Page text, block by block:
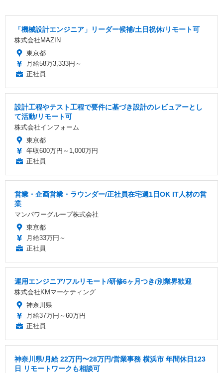
「機械設計エンジニア」リーダー候補/土日祝休/リモート可
株式会社MAZIN
東京都
月給58万3,333円～
正社員
設計工程やテスト工程で要件に基づき設計のレビュアーとし
て活動/リモート可
株式会社インフォーム
東京都
年収600万円～1,000万円
正社員
営業・企画営業・ラウンダー/正社員在宅週1日OK IT人材の営
業
マンパワーグループ株式会社
東京都
月給33万円～
正社員
運用エンジニア/フルリモート/研修6ヶ月つき/別業界歓迎
株式会社KMマーケティング
神奈川県
月給37万円～60万円
正社員
神奈川県/月給 22万円〜28万円/営業事務 横浜市 年間休日123
日 リモートワークも相談可